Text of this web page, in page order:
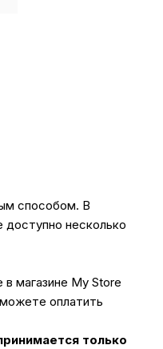
способом. В
доступно несколько
в магазине My Store
оплатить
только